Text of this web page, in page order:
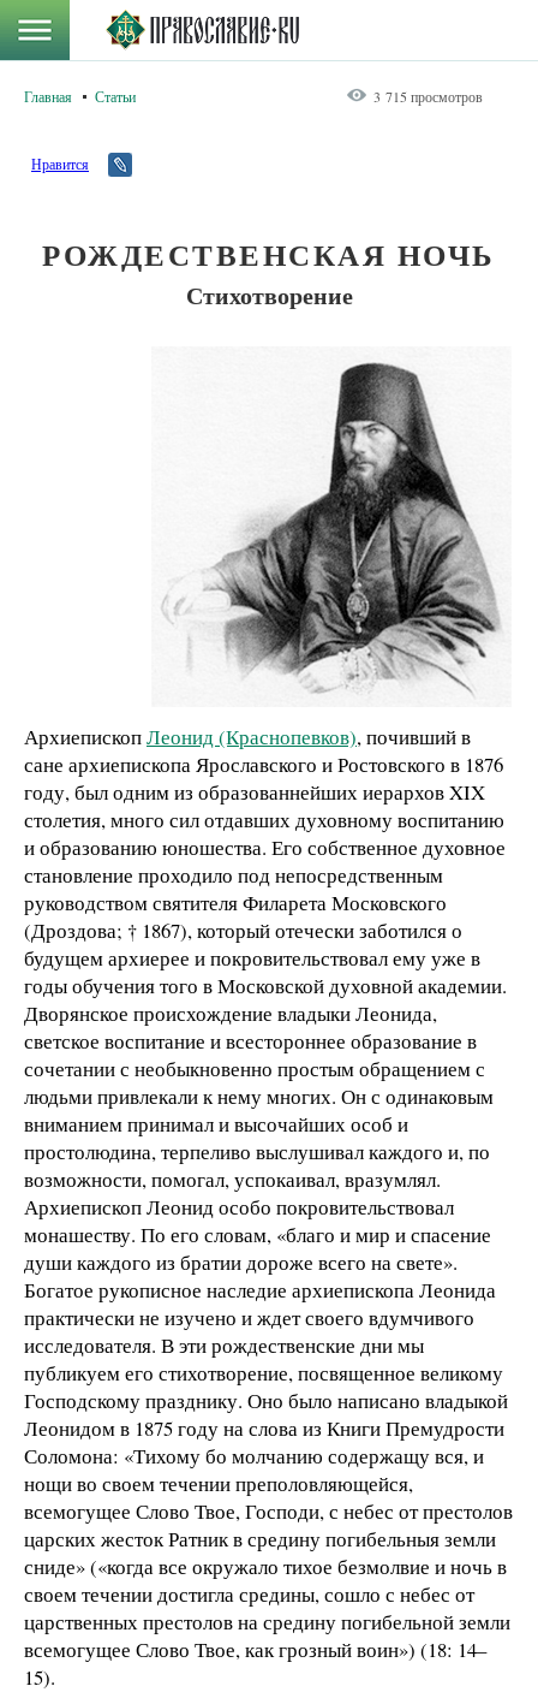
Главная Статьи 3 715 просмотров
Нравится
РОЖДЕСТВЕНСКАЯ НОЧЬ
Стихотворение
АрхиепископЛеонид (Краснопевков), почивший в
сане архиепископа Ярославского и Ростовского в 1876
году, был одним из образованнейших иерархов XIX
столетия, много сил отдавших духовному воспитанию
и образованию юношества. Его собственное духовное
становление проходило под непосредственным
руководством святителя Филарета Московского
(Дроздова; † 1867), который отечески заботился о
будущем архиерее и покровительствовал ему уже в
годы обучения того в Московской духовной академии.
Дворянское происхождение владыки Леонида,
светское воспитание и всестороннее образование в
сочетании с необыкновенно простым обращением с
людьми привлекали к нему многих. Он с одинаковым
вниманием принимал и высочайших особ и
простолюдина, терпеливо выслушивал каждого и, по
возможности, помогал, успокаивал, вразумлял.
Архиепископ Леонид особо покровительствовал
монашеству. По его словам, «благо и мир и спасение
души каждого из братии дороже всего на свете».
Богатое рукописное наследие архиепископа Леонида
практически не изучено и ждет своего вдумчивого
исследователя. В эти рождественские дни мы
публикуем его стихотворение, посвященное великому
Господскому празднику. Оно было написано владыкой
Леонидом в 1875 году на слова из Книги Премудрости
Соломона: «Тихому бо молчанию содержащу вся, и
нощи во своем течении преполовляющейся,
всемогущее Слово Твое, Господи, с небес от престолов
царских жесток Ратник в средину погибельныя земли
сниде» («когда все окружало тихое безмолвие и ночь в
своем течении достигла средины, сошло с небес от
царственных престолов на средину погибельной земли
всемогущее Слово Твое, как грозный воин») (18: 14–
15).